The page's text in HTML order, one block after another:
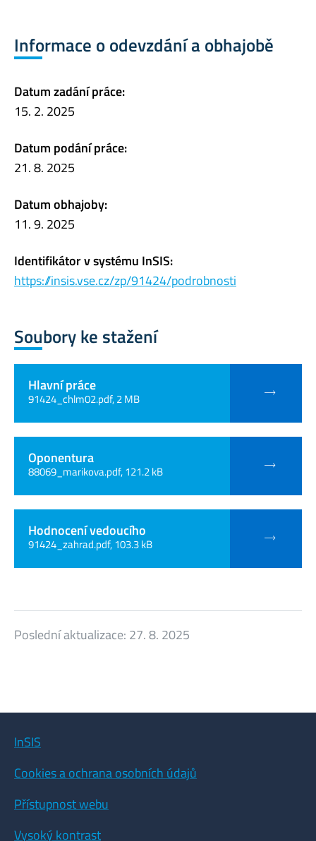
Informace o odevzdání a obhajobě
Datum zadání práce:
15. 2. 2025
Datum podání práce:
21. 8. 2025
Datum obhajoby:
11. 9. 2025
Identifikátor v systému InSIS:
https://insis.vse.cz/zp/91424/podrobnosti
Soubory ke stažení
Hlavní práce
91424_chlm02.pdf, 2 MB
Oponentura
88069_marikova.pdf, 121.2 kB
Hodnocení vedoucího
91424_zahrad.pdf, 103.3 kB
Poslední aktualizace: 27. 8. 2025
InSIS
Cookies a ochrana osobních údajů
Přístupnost webu
Vysoký kontrast